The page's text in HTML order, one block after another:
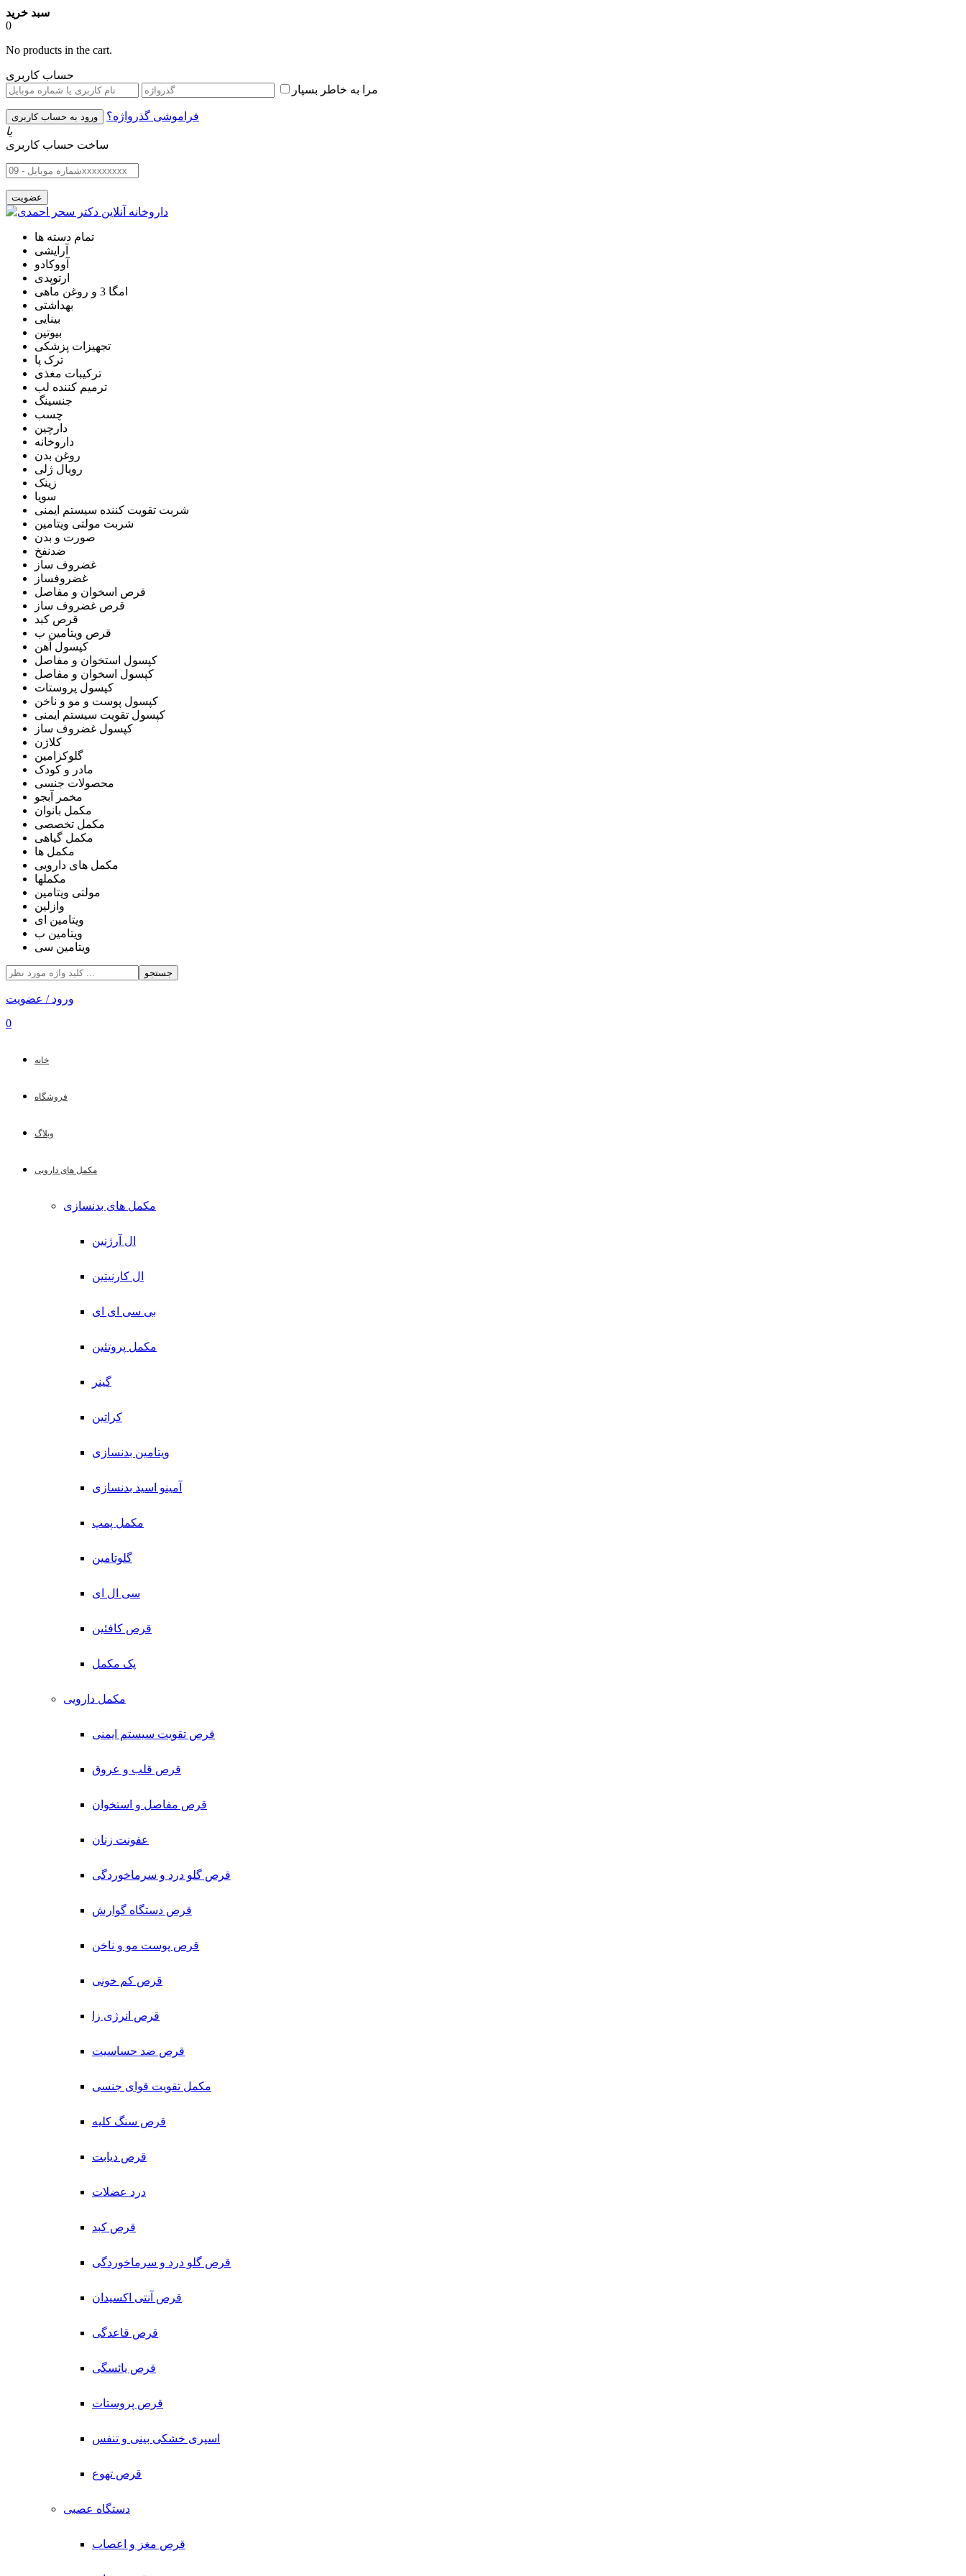
سبد خرید
0
No products in the cart.
حساب کاربری
مرا به خاطر بسپار
فراموشی گذرواژه؟
یا
ساخت حساب کاربری
تمام دسته ها
آرایشی
آووکادو
ارتوپدی
امگا 3 و روغن ماهی
بهداشتی
بینایی
بیوتین
تجهیزات پزشکی
ترک پا
ترکیبات مغذی
ترمیم کننده لب
جنسینگ
چسب
دارچین
داروخانه
روغن بدن
رویال ژلی
زینک
سویا
شربت تقویت کننده سیستم ایمنی
شربت مولتی ویتامین
صورت و بدن
ضدنفخ
غضروف ساز
غضروفساز
قرص اسخوان و مفاصل
قرص غضروف ساز
قرص کبد
قرص ویتامین ب
کپسول آهن
کپسول استخوان و مفاصل
کپسول اسخوان و مفاصل
کپسول پروستات
کپسول پوست و مو و ناخن
کپسول تقویت سیستم ایمنی
کپسول غضروف ساز
کلاژن
گلوکزامین
مادر و کودک
محصولات جنسی
مخمر آبجو
مکمل بانوان
مکمل تخصصی
مکمل گیاهی
مکمل ها
مکمل های دارویی
مکملها
مولتی ویتامین
وازلین
ویتامین ای
ویتامین ب
ویتامین سی
جستجو
ورود / عضویت
0
خانه
فروشگاه
وبلاگ
مکمل های دارویی
مکمل های بدنسازی
ال آرژنین
ال کارنیتین
بی سی ای ای
مکمل پروتئین
گینر
کراتین
ویتامین بدنسازی
آمینو اسید بدنسازی
مکمل پمپ
گلوتامین
سی ال ای
قرص کافئین
پک مکمل
مکمل دارویی
قرص تقویت سیستم ایمنی
قرص قلب و عروق
قرص مفاصل و استخوان
عفونت زنان
قرص گلو درد و سرماخوردگی
قرص دستگاه گوارش
قرص پوست مو و ناخن
قرص کم خونی
قرص انرژی زا
قرص ضد حساسیت
مکمل تقویت قوای جنسی
قرص سنگ کلیه
قرص دیابت
درد عضلات
قرص کبد
قرص گلو درد و سرماخوردگی
قرص آنتی اکسیدان
قرص قاعدگی
قرص یائسگی
قرص پروستات
اسپری خشکی بینی و تنفس
قرص تهوع
دستگاه عصبی
قرص مغز و اعصاب